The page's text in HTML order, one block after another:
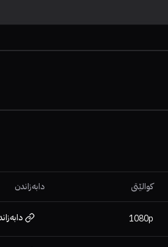
کوالێتی دابەزاندن
1080p